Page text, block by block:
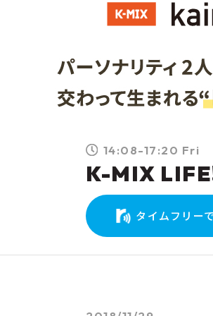
14:08-17:20 Fri
K-MIX
タイムフリー